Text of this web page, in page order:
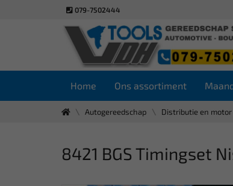
079-7502444
Home Ons assortiment
Autogereedschap Distributie en
8421 BGS Timingset